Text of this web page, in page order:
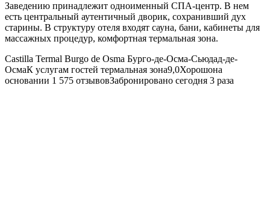
Заведению принадлежит одноименный СПА-центр. В нем
есть центральный аутентичный дворик, сохранивший дух
старины. В структуру отеля входят сауна, бани, кабинеты для
массажных процедур, комфортная термальная зона.
Castilla Termal Burgo de Osma Бурго-де-Осма-Сьюдад-де-
ОсмаК услугам гостей термальная зона9,0Хорошона
основании 1 575 отзывовЗабронировано сегодня 3 раза